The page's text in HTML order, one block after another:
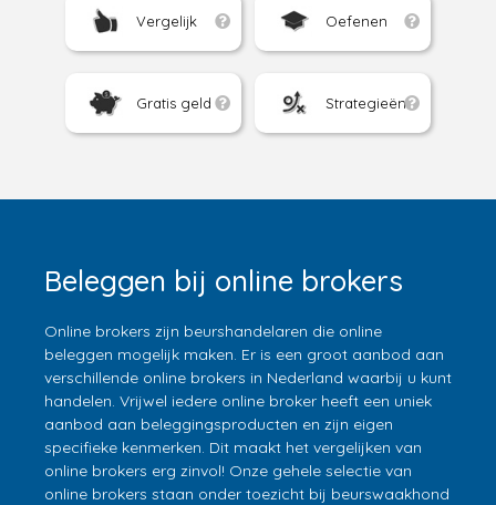
Vergelijk Oefenen
Gratis geld Strategieën
Beleggen bij online brokers
Online brokers zijn beurshandelaren die online
beleggen mogelijk maken. Er is een groot aanbod aan
verschillende online brokers in Nederland waarbij u kunt
handelen. Vrijwel iedere online broker heeft een uniek
aanbod aan beleggingsproducten en zijn eigen
specifieke kenmerken. Dit maakt het vergelijken van
online brokers erg zinvol! Onze gehele selectie van
online brokers staan onder toezicht bij beurswaakhond